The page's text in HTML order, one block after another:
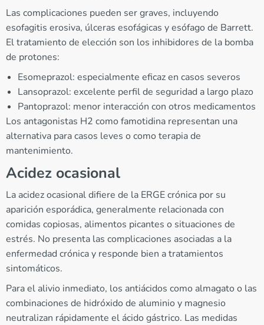
Las complicaciones pueden ser graves, incluyendo
esofagitis erosiva, úlceras esofágicas y esófago de Barrett.
El tratamiento de elección son los inhibidores de la bomba
de protones:
Esomeprazol: especialmente eficaz en casos severos
Lansoprazol: excelente perfil de seguridad a largo plazo
Pantoprazol: menor interacción con otros medicamentos
Los antagonistas H2 como famotidina representan una
alternativa para casos leves o como terapia de
mantenimiento.
Acidez ocasional
La acidez ocasional difiere de la ERGE crónica por su
aparición esporádica, generalmente relacionada con
comidas copiosas, alimentos picantes o situaciones de
estrés. No presenta las complicaciones asociadas a la
enfermedad crónica y responde bien a tratamientos
sintomáticos.
Para el alivio inmediato, los antiácidos como almagato o las
combinaciones de hidróxido de aluminio y magnesio
neutralizan rápidamente el ácido gástrico. Las medidas